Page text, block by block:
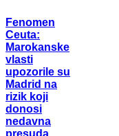
Fenomen
Ceuta:
Marokanske
vlasti
upozorile su
Madrid na
rizik koji
donosi
nedavna